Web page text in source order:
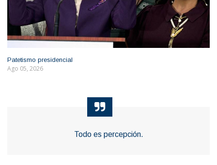
Patetismo presidencial
Ago 05, 2026
Todo es percepción.